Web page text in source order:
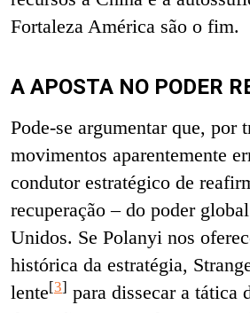
Fortaleza América são o fim.
A APOSTA NO PODER
Pode-se argumentar que, por
movimentos aparentemente
condutor estratégico de
recuperação – do poder
Unidos. Se Polanyi nos
histórica da estratégia,
lente[3] para dissecar a tática